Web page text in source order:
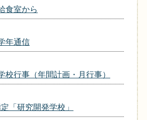
食室から
年通信
行事（年間計画・月行事）
「研究開発学校」